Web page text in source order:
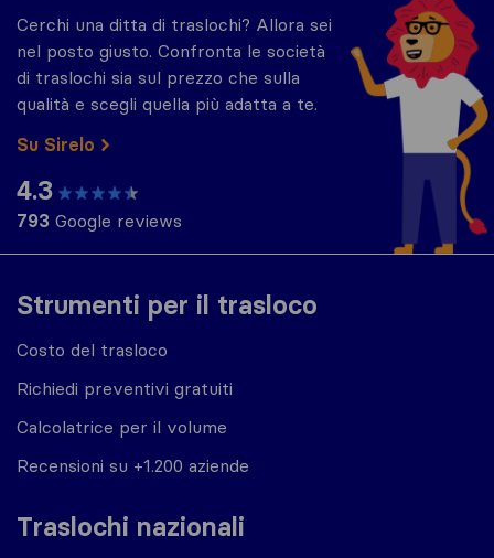
Strumenti per il trasloco
Costo del trasloco
Richiedi preventivi gratuiti
Calcolatrice per il volume
Recensioni su +1.200 aziende
Traslochi nazionali
Cerchi una ditta di traslochi? Allora sei
nel posto giusto. Confronta le società
di traslochi sia sul prezzo che sulla
qualità e scegli quella più adatta a te.
Su Sirelo
4.3
793 Google reviews